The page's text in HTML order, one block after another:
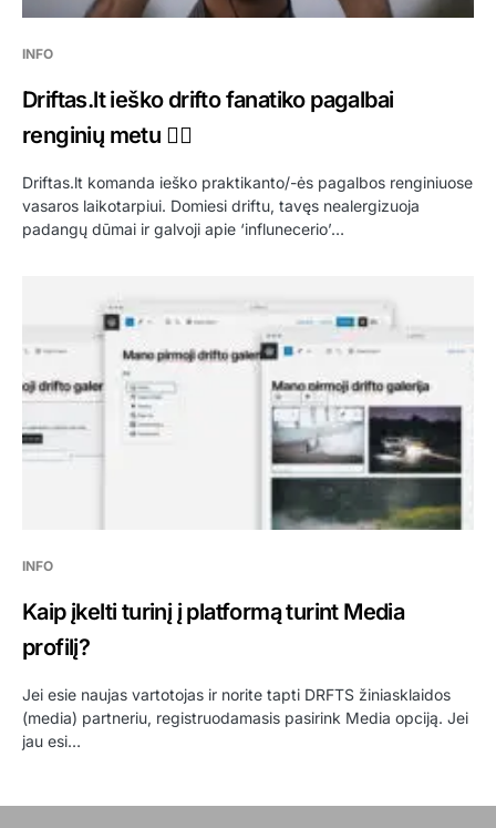
INFO
Driftas.lt ieško drifto fanatiko pagalbai
renginių metu 😶‍🌫️
Driftas.lt komanda ieško praktikanto/-ės pagalbos renginiuose
vasaros laikotarpiui. Domiesi driftu, tavęs nealergizuoja
padangų dūmai ir galvoji apie ‘influnecerio’…
INFO
Kaip įkelti turinį į platformą turint Media
profilį?
Jei esie naujas vartotojas ir norite tapti DRFTS žiniasklaidos
(media) partneriu, registruodamasis pasirink Media opciją. Jei
jau esi…